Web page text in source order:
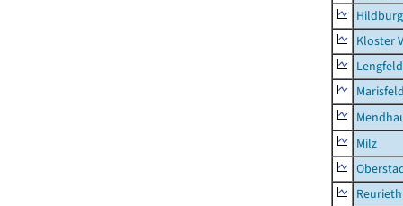
Kloster
Lengfeld
Milz
Reurieth